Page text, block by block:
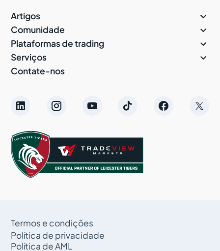
Artigos 
Comunidade 
Plataformas de trading 
Serviços 
Contate-nos
Termos e condições
Política de privacidade
Política de AML